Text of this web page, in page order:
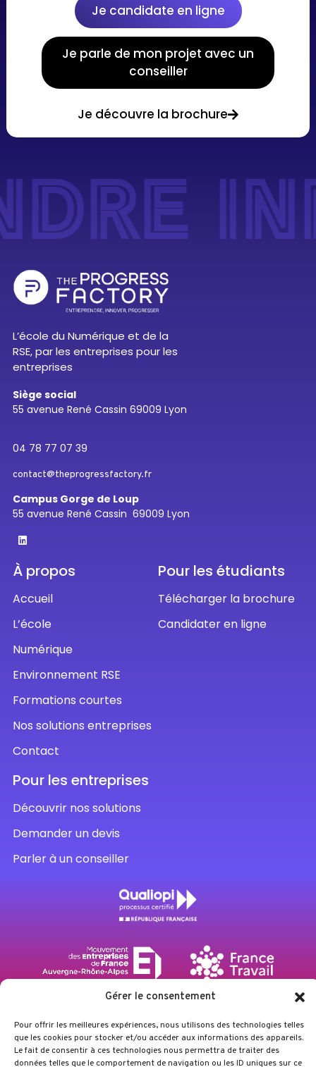
Gérer le consentement
Pour offrir les meilleures expériences, nous utilisons des technologies telles
que les cookies pour stocker et/ou accéder aux informations des appareils.
Le fait de consentir à ces technologies nous permettra de traiter des
données telles que le comportement de navigation ou les ID uniques sur ce
Je candidate en ligne
Je parle de mon projet avec un
conseiller
Je découvre la brochure
L’école du Numérique et de la
RSE, par les entreprises pour les
entreprises
Siège social
55 avenue René Cassin 69009 Lyon
04 78 77 07 39
contact@theprogressfactory.fr
Campus Gorge de Loup
55 avenue René Cassin 69009 Lyon
À propos
Accueil
L’école
Numérique
Environnement RSE
Formations courtes
Nos solutions entreprises
Contact
Pour les étudiants
Télécharger la brochure
Candidater en ligne
Pour les entreprises
Découvrir nos solutions
Demander un devis
Parler à un conseiller